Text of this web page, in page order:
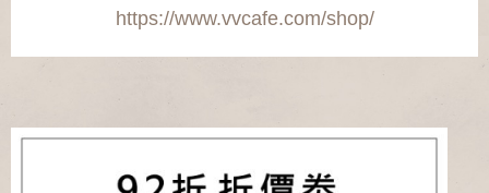
https://www.vvcafe.com/shop/